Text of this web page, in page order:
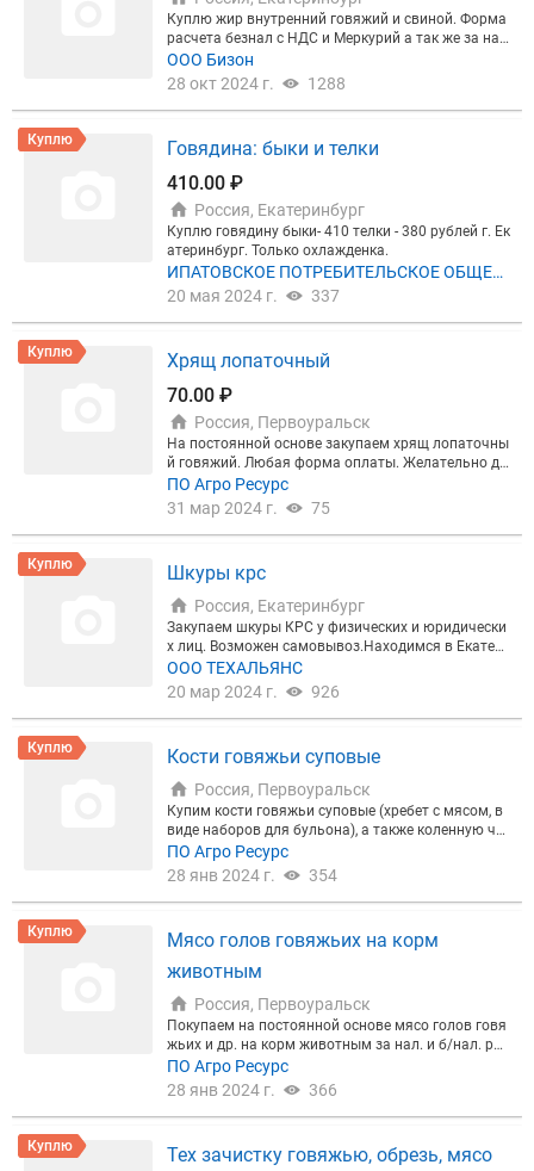
Куплю жир внутренний говяжий и свиной. Форма
расчета безнал с НДС и Меркурий а так же за нал
ичный расчет.
ООО Бизон
28 окт 2024 г.
1288
Куплю
Говядина: быки и телки
410.00 ₽
Россия, Екатеринбург
Куплю говядину быки- 410 телки - 380 рублей г. Ек
атеринбург. Только охлажденка.
ИПАТОВСКОЕ ПОТРЕБИТЕЛЬСКОЕ ОБЩЕС
ТВО
20 мая 2024 г. 337
Куплю
Хрящ лопаточный
70.00 ₽
Россия, Первоуральск
На постоянной основе закупаем хрящ лопаточны
й говяжий. Любая форма оплаты. Желательно до
ставка до Первоуральска или екатеринбурга.
ПО Агро Ресурс
31 мар 2024 г.
75
Куплю Шкуры крс
Россия, Екатеринбург
Закупаем шкуры КРС у физических и юридически
х лиц. Возможен самовывоз.Находимся в Екатер
инбурге. Звоните на указанный в объявлении ном
ер телефона
ООО ТЕХАЛЬЯНС
20 мар 2024 г.
926
Куплю Кости говяжьи суповые
Россия, Первоуральск
Купим кости говяжьи суповые (хребет с мясом, в
виде наборов для бульона), а также коленную ча
шечку! Предложение с фото и ценой на ват сап
ПО Агро Ресурс
28 янв 2024 г.
354
Куплю
Мясо голов говяжьих на корм
животным
Россия, Первоуральск
Покупаем на постоянной основе мясо голов говя
жьих и др. на корм животным за нал. и б/нал. рас
чет. Самовывоз или доставка до Первоуральска
ПО Агро Ресурс
28 янв 2024 г.
366
Куплю
Тех зачистку говяжью, обрезь, мясо